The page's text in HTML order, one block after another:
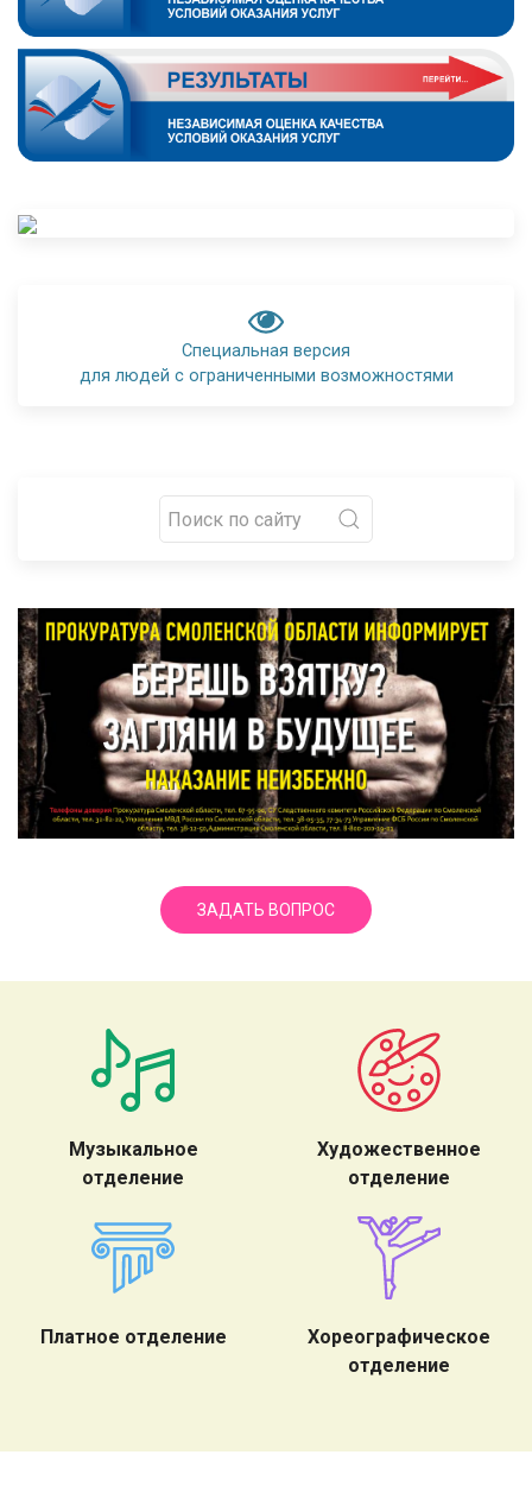
Специальная версия
для людей с ограниченными возможностями
ЗАДАТЬ ВОПРОС
Музыкальное
отделение
Художественное
отделение
Платное отделение
Хореографическое
отделение